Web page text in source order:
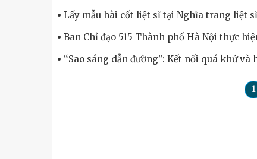
Lấy mẫu hài cốt liệt sĩ tại Nghĩa trang liệt
Ban Chỉ đạo 515 Thành phố Hà Nội thực
“Sao sáng dẫn đường”: Kết nối quá khứ
1